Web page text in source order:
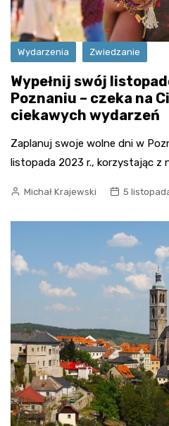
Wydarzenia Zwiedzanie
Wypełnij swój
Poznaniu – czeka na
ciekawych wydarzeń
Zaplanuj swoje wolne dni w
listopada 2023 r., korzystając z
Michał Krajewski 5